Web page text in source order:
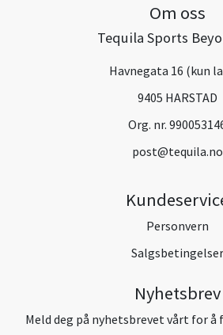
Om oss
Tequila Sports
Havnegata 16 (kun
9405 HARSTAD
Org. nr.
post@tequila.no
Personvern
Salgsbetingelser
Nyhetsbrev
Meld deg på nyhetsbrevet vårt for